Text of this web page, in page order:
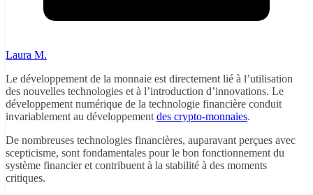
Laura M.
Le développement de la monnaie est directement lié à l’utilisation
des nouvelles technologies et à l’introduction d’innovations. Le
développement numérique de la technologie financière conduit
invariablement au développement des crypto-monnaies.
De nombreuses technologies financières, auparavant perçues avec
scepticisme, sont fondamentales pour le bon fonctionnement du
système financier et contribuent à la stabilité à des moments
critiques.